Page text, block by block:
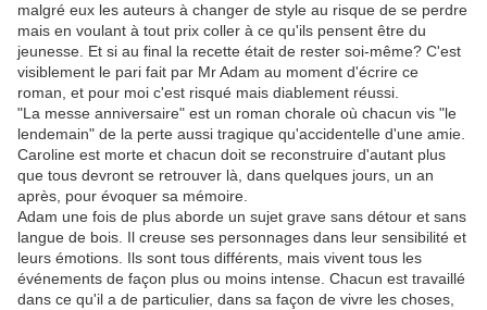
malgré eux les auteurs à changer de style au risque de se perdre
mais en voulant à tout prix coller à ce qu'ils pensent être du
jeunesse. Et si au final la recette était de rester soi-même? C'est
visiblement le pari fait par Mr Adam au moment d'écrire ce
roman, et pour moi c'est risqué mais diablement réussi.
"La messe anniversaire" est un roman chorale où chacun vis "le
lendemain" de la perte aussi tragique qu'accidentelle d'une amie.
Caroline est morte et chacun doit se reconstruire d'autant plus
que tous devront se retrouver là, dans quelques jours, un an
après, pour évoquer sa mémoire.
Adam une fois de plus aborde un sujet grave sans détour et sans
langue de bois. Il creuse ses personnages dans leur sensibilité et
leurs émotions. Ils sont tous différents, mais vivent tous les
événements de façon plus ou moins intense. Chacun est travaillé
dans ce qu'il a de particulier, dans sa façon de vivre les choses,